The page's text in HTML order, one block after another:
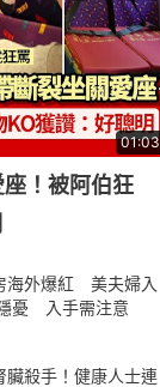
01:03
！被阿伯狂
海外爆紅 美夫婦入
憂 入手需注意
臟殺手！健康人士連